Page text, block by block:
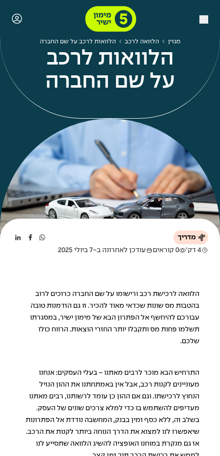
מגזין הלוואה לרכב הלוואות לרכב על שם החברה
הלוואות לרכב
על שם החברה
מדריך
4 דק'
0 קוראים עודכן לאחרונה ב-7 ביולי 2025
הלוואה לרכישת רכב ורישומו על שם החברה כרוכים לרוב
בהטבות מס שונות שכדאי מאוד להכיר. זו גם הזדמנות טובה
עבורכם להיחשף אל הפתרון הבא של מימון ישיר, במסגרתו
תשלמו פחות מס ותקבלו יותר החזרי הוצאות. הרווח כולו
שלכם.
התרחיש הבא מוכר לרבים מאתנו - בעלי העסקים: אנחנו
מעוניינים לקנות רכב, אבל אין באמתחתנו את ההון הנזיל
הנחוץ לרכישתו. וגם אם ההון כן עומד לרשותנו, רבים מאתנו
מעדיפים להשתמש בו כדי למלא צרכים שונים של העסק.
בשלב זה, ללא כסף זמין בבנק, המחשבה נודדת אל הפתרונות
שיאפשרו לנו למצוא את הדרך הנוחה ביותר לקנות את הרכב.
אז גם מנקרת במוחנו האופציה להשיג הלוואה שתסייע לנו